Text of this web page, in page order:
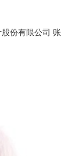
份有限公司 账